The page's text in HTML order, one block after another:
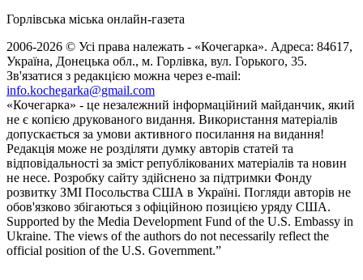
Горлівська міська онлайн-газета
2006-2026 © Усі права належать - «Кочегарка». Адреса: 84617,
Україна, Донецька обл., м. Горлівка, вул. Горького, 35.
Зв'язатися з редакцією можна через e-mail:
info.kochegarka@gmail.com
«Кочегарка» - це незалежний інформаційний майданчик, який
не є копією друкованого видання. Використання матеріалів
допускається за умови активного посилання на видання!
Редакція може не розділяти думку авторів статей та
відповідальності за зміст републікованих матеріалів та новин
не несе. Розробку сайту здійснено за підтримки Фонду
розвитку ЗМІ Посольства США в Україні. Погляди авторів не
обов'язково збігаються з офіційною позицією уряду США.
Supported by the Media Development Fund of the U.S. Embassy in
Ukraine. The views of the authors do not necessarily reflect the
official position of the U.S. Government.”